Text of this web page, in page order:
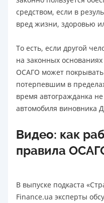
средством, если в
вред жизни, здоровью
То есть, если другой
на законных
ОСАГО может покрывать
потерпевшим в
время автогражданка
автомобиля виновника
Видео: как
правила
В выпуске подкаста
Finance.ua эксперты